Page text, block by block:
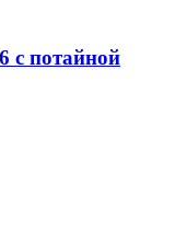
с потайной